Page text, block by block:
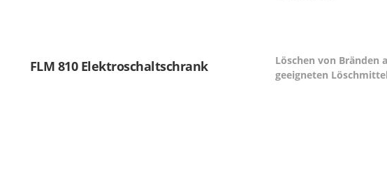
FLM 810 Elektroschaltschrank
Löschen von Bränden
geeigneten